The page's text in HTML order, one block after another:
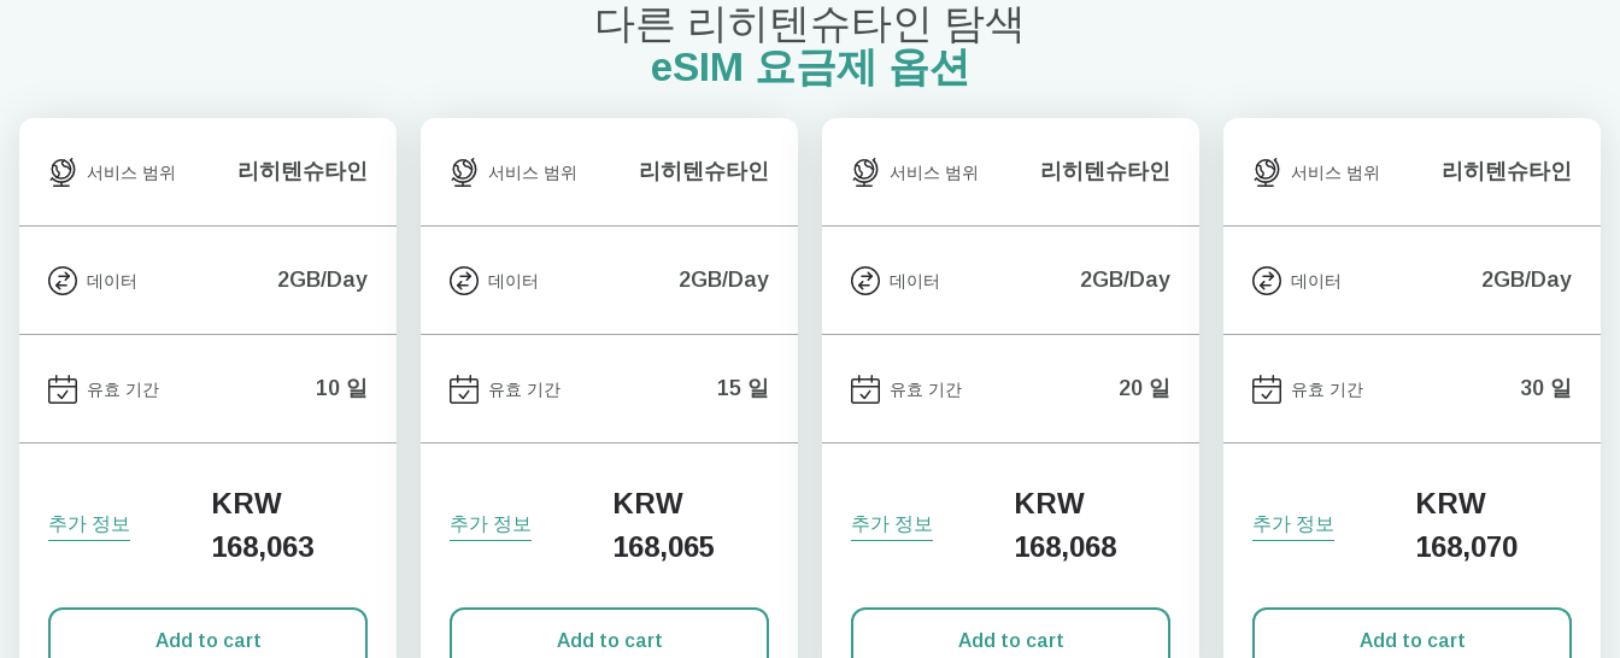
다른 리히텐슈타인 탐색
eSIM 요금제 옵션
서비스 범위 리히텐슈타인
데이터 2GB/Day
유효 기간 10 일
추가 정보
KRW
168,063
Add to cart
서비스 범위 리히텐슈타인
데이터 2GB/Day
유효 기간 15 일
추가 정보
KRW
168,065
Add to cart
서비스 범위 리히텐슈타인
데이터 2GB/Day
유효 기간 20 일
추가 정보
KRW
168,068
Add to cart
서비스 범위 리히텐슈타인
데이터 2GB/Day
유효 기간 30 일
추가 정보
KRW
168,070
Add to cart